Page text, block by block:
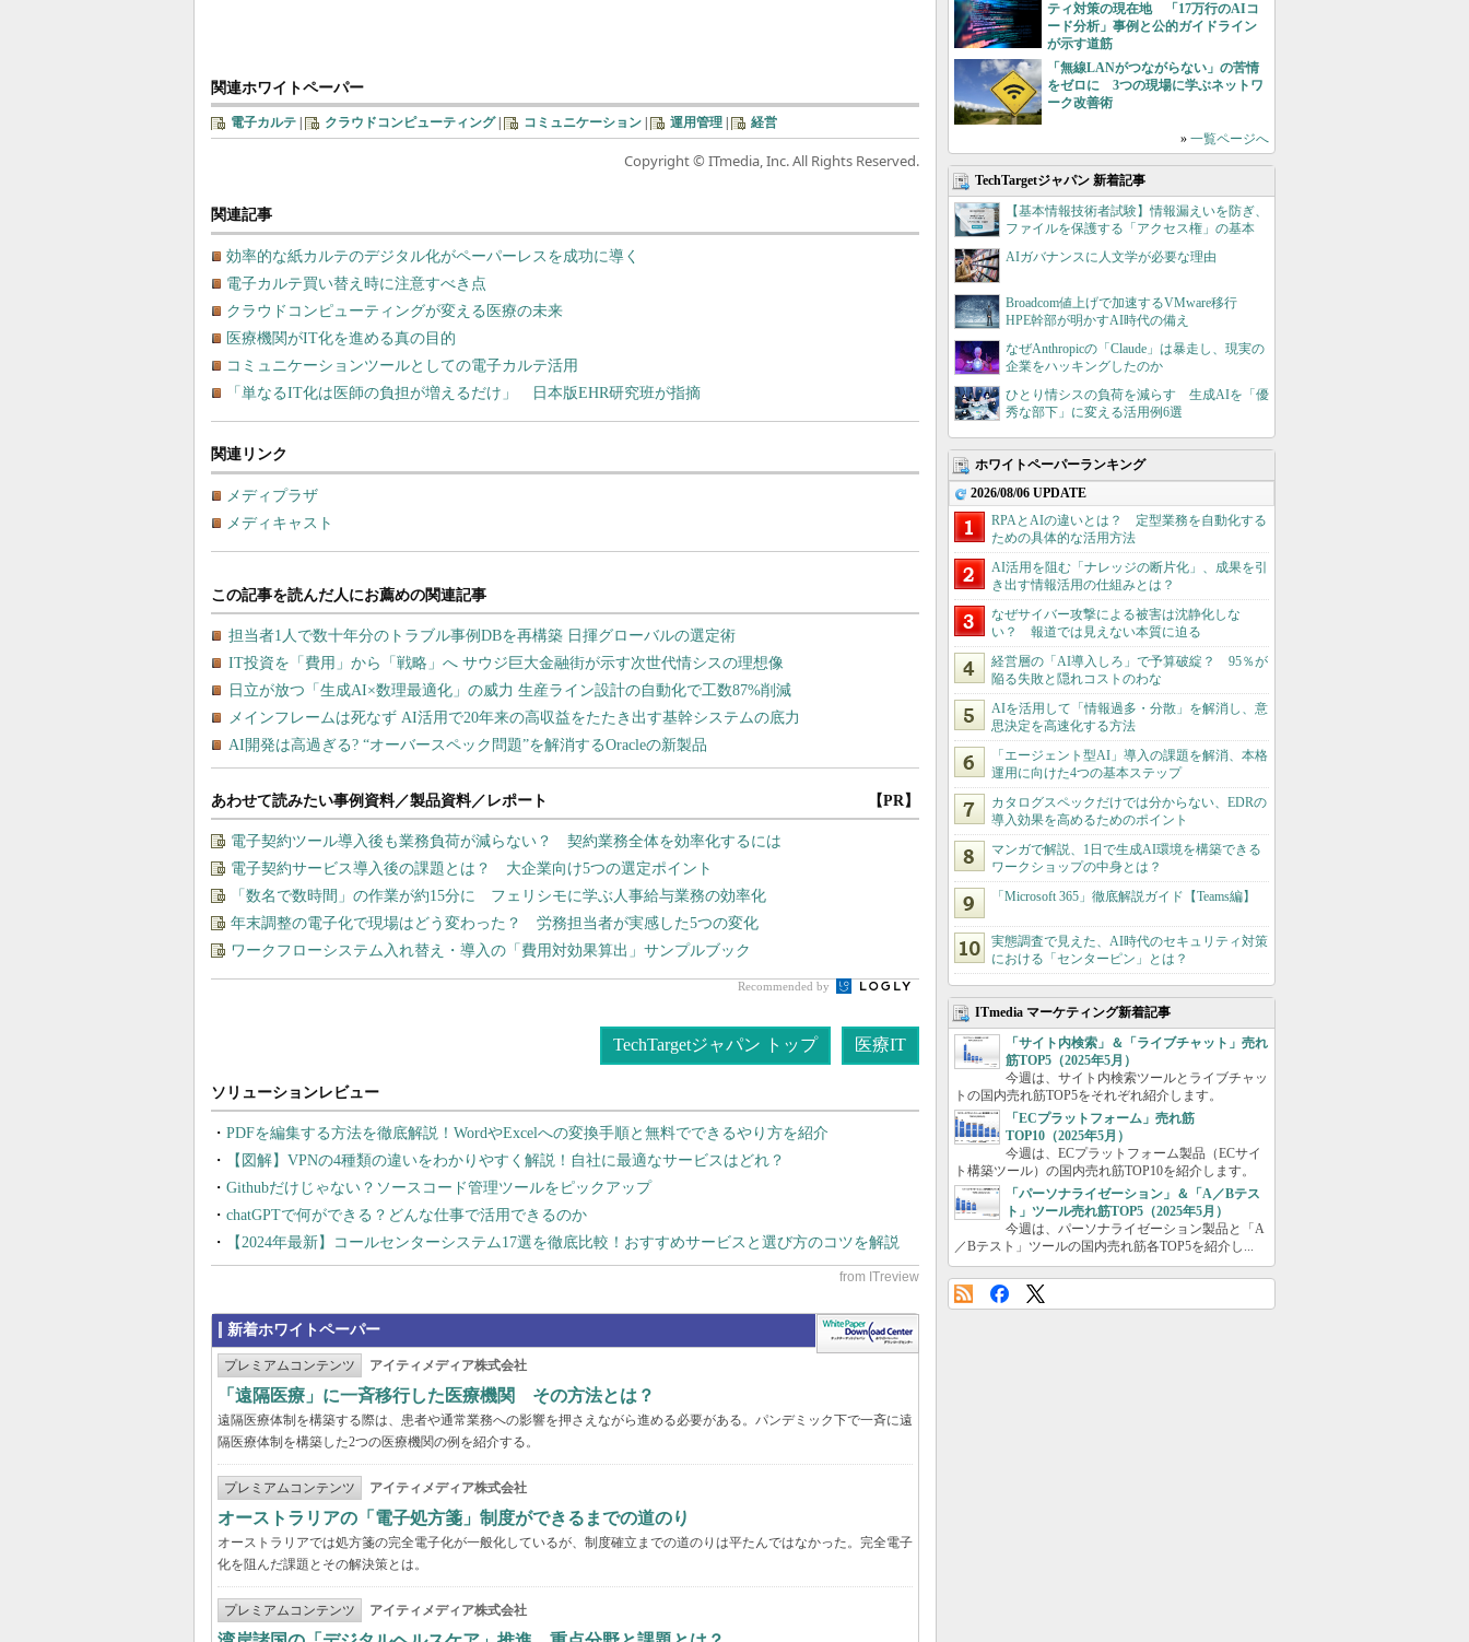
関連ホワイトペーパー
電子カルテ クラウドコンピューティング| コミュニケーション 運用管理 経営
Copyright © ITmedia, Inc. All Rights Reserved.
関連記事
効率的な紙カルテのデジタル化がペーパーレスを成功に導く
電子カルテ買い替え時に注意すべき点
クラウドコンピューティングが変える医療の未来
医療機関がIT化を進める真の目的
コミュニケーションツールとしての電子カルテ活用
「単なるIT化は医師の負担が増えるだけ」 日本版EHR研究班が指摘
関連リンク
メディプラザ
メディキャスト
あわせて読みたい事例資料／製品資料／レポート 【PR】
電子契約ツール導入後も業務負荷が減らない？ 契約業務全体を効率化するには
電子契約サービス導入後の課題とは？ 大企業向け5つの選定ポイント
「数名で数時間」の作業が約15分に フェリシモに学ぶ人事給与業務の効率化
年末調整の電子化で現場はどう変わった？ 労務担当者が実感した5つの変化
ワークフローシステム入れ替え・導入の「費用対効果算出」サンプルブック
Recommended by
TechTargetジャパン トップ 医療IT
PDFを編集する方法を徹底解説！WordやExcelへの変換手順と無料でできるやり方を紹介
【図解】VPNの4種類の違いをわかりやすく解説！自社に最適なサービスはどれ？
Githubだけじゃない？ソースコード管理ツールをピックアップ
chatGPTで何ができる？どんな仕事で活用できるのか
【2024年最新】コールセンターシステム17選を徹底比較！おすすめサービスと選び方のコツを解説
新着ホワイトペーパー
プレミアムコンテンツ アイティメディア株式会社
「遠隔医療」に一斉移行した医療機関 その方法とは？
遠隔医療体制を構築する際は、患者や通常業務への影響を押さえながら進める必要がある。パンデミック下で一斉に遠
隔医療体制を構築した2つの医療機関の例を紹介する。
プレミアムコンテンツ アイティメディア株式会社
オーストラリアの「電子処方箋」制度ができるまでの道のり
オーストラリアでは処方箋の完全電子化が一般化しているが、制度確立までの道のりは平たんではなかった。完全電子
化を阻んだ課題とその解決策とは。
プレミアムコンテンツ アイティメディア株式会社
ティ対策の現在地 「17万行のAIコ
ード分析」事例と公的ガイドライン
が示す道筋
「無線LANがつながらない」の苦情
をゼロに 3つの現場に学ぶネットワ
ーク改善術
» 一覧ページへ
TechTargetジャパン 新着記事
【基本情報技術者試験】情報漏えいを防ぎ、
ファイルを保護する「アクセス権」の基本
AIガバナンスに人文学が必要な理由
Broadcom値上げで加速するVMware移行
HPE幹部が明かすAI時代の備え
なぜAnthropicの「Claude」は暴走し、現実の
企業をハッキングしたのか
ひとり情シスの負荷を減らす 生成AIを「優
秀な部下」に変える活用例6選
ホワイトペーパーランキング
2026/08/06 UPDATE
RPAとAIの違いとは？ 定型業務を自動化する
ための具体的な活用方法
AI活用を阻む「ナレッジの断片化」、成果を引
き出す情報活用の仕組みとは？
なぜサイバー攻撃による被害は沈静化しな
い？ 報道では見えない本質に迫る
経営層の「AI導入しろ」で予算破綻？ 95％が
陥る失敗と隠れコストのわな
AIを活用して「情報過多・分散」を解消し、意
思決定を高速化する方法
「エージェント型AI」導入の課題を解消、本格
運用に向けた4つの基本ステップ
カタログスペックだけでは分からない、EDRの
導入効果を高めるためのポイント
マンガで解説、1日で生成AI環境を構築できる
ワークショップの中身とは？
「Microsoft 365」徹底解説ガイド【Teams編】
実態調査で見えた、AI時代のセキュリティ対策
における「センターピン」とは？
ITmedia マーケティング新着記事
「サイト内検索」＆「ライブチャット」売れ
筋TOP5（2025年5月）
今週は、サイト内検索ツールとライブチャッ
トの国内売れ筋TOP5をそれぞれ紹介します。
「ECプラットフォーム」売れ筋
TOP10（2025年5月）
今週は、ECプラットフォーム製品（ECサイ
ト構築ツール）の国内売れ筋TOP10を紹介します。
「パーソナライゼーション」＆「A／Bテス
ト」ツール売れ筋TOP5（2025年5月）
今週は、パーソナライゼーション製品と「A
／Bテスト」ツールの国内売れ筋各TOP5を紹介し...